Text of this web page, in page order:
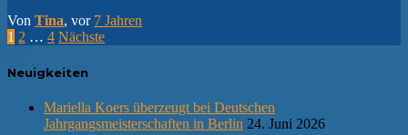
Von Tina, vor 7 Jahren
Seitennummerierung
der
1 2 … 4 Nächste
Neuigkeiten
Mariella Koers überzeugt bei Deutschen
Jahrgangsmeisterschaften in Berlin 24. Juni 2026